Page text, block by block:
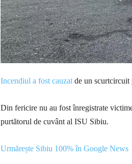
Incendiul a fost cauzat de un scurtcircuit
Din fericire nu au fost înregistrate
purtătorul de cuvânt al ISU Sibiu.
Urmărește Sibiu 100% în Google News